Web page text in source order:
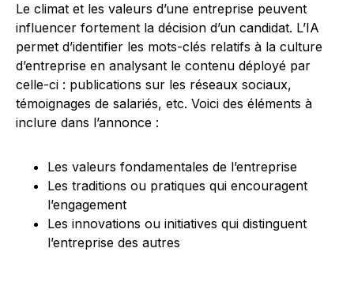
Le climat et les valeurs d’une entreprise peuvent
influencer fortement la décision d’un candidat. L’IA
permet d’identifier les mots-clés relatifs à la culture
d’entreprise en analysant le contenu déployé par
celle-ci : publications sur les réseaux sociaux,
témoignages de salariés, etc. Voici des éléments à
inclure dans l’annonce :
Les valeurs fondamentales de l’entreprise
Les traditions ou pratiques qui encouragent
l’engagement
Les innovations ou initiatives qui distinguent
l’entreprise des autres